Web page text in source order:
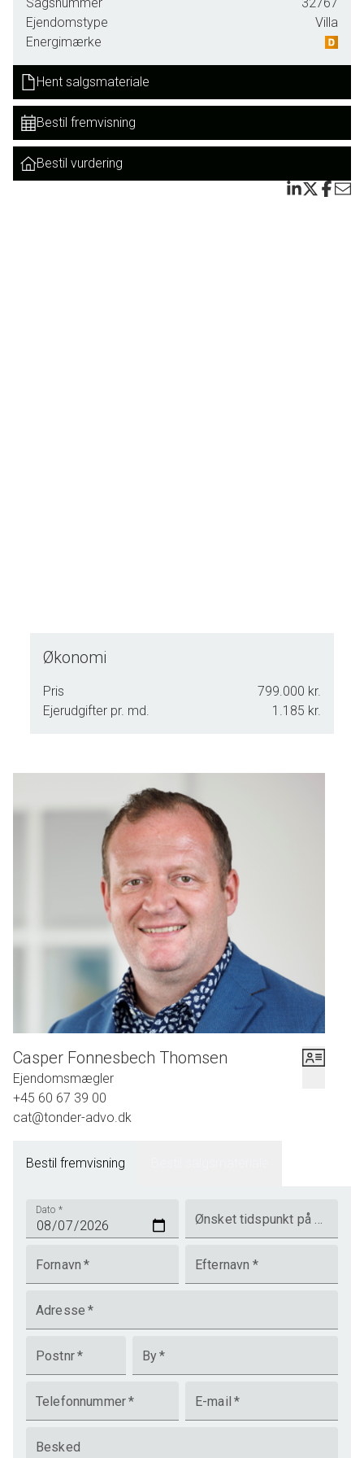
anvendelig kælder på yderligere 76 m². Her får du således
masser af ekstra plads til hobbyrum, værksted, opbevaring
Grunden er på hele 4.061 m² og fremstår som en naturskøn
oase med god plads til både haveentusiaster, dyrehold eller
familien, der ønsker luft omkring sig. Her kan du nyde roen,
naturen og den fantastiske udsigt året rundt.
Til ejendommen hører desuden et stort udhus på 96 m²,
Ejendomstype
Villa
Energimærke
Hent salgsmateriale
Bestil fremvisning
Bestil vurdering
Økonomi
Pris
799.000 kr.
Ejerudgifter pr. md.
1.185 kr.
Casper Fonnesbech Thomsen
Ejendomsmægler
+45 60 67 39 00
cat@tonder-advo.dk
Bestil fremvisning
Dato *
Ønsket tidspunkt på dagen
Fornavn * Efternavn *
Adresse *
Postnr* By*
Telefonnummer* E-mail *
Besked